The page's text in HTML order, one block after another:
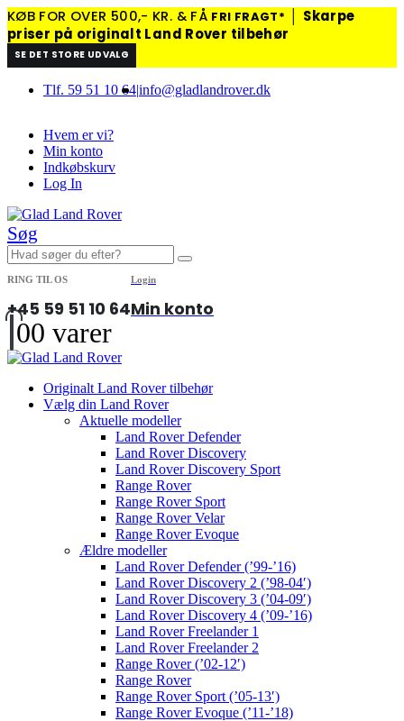
KØB FOR OVER 500,- KR. & FÅ FRI FRAGT*
Skarpe
priser på originalt Land Rover tilbehør
SE DET STORE UDVALG
Tlf. 59 51 10 64|info@gladlandrover.dk
Hvem er vi?
Min konto
Indkøbskurv
Log In
Søg
RING TIL OS
+45 59 51 10 64
Login
Min konto
00 varer
Originalt Land Rover tilbehør
Vælg din Land Rover
Aktuelle modeller
Land Rover Defender
Land Rover Discovery
Land Rover Discovery Sport
Range Rover
Range Rover Sport
Range Rover Velar
Range Rover Evoque
Ældre modeller
Land Rover Defender (’99-’16)
Land Rover Discovery 2 (’98-04′)
Land Rover Discovery 3 (’04-09′)
Land Rover Discovery 4 (’09-’16)
Land Rover Freelander 1
Land Rover Freelander 2
Range Rover (’02-12′)
Range Rover
Range Rover Sport (’05-13′)
Range Rover Evoque (’11-’18)